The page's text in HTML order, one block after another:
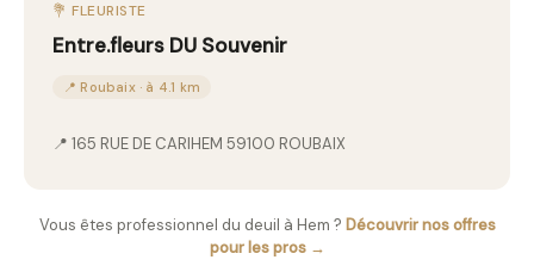
💐 FLEURISTE
Entre.fleurs DU Souvenir
📍 Roubaix · à 4.1 km
📍 165 RUE DE CARIHEM 59100 ROUBAIX
Vous êtes professionnel du deuil à Hem ? Découvrir nos offres
pour les pros →